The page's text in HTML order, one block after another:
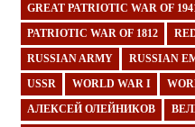
GREAT PATRIOTIC WAR OF
PATRIOTIC WAR OF 1812
RUSSIAN ARMY RUSSIAN
USSR WORLD WAR I
АЛЕКСЕЙ ОЛЕЙНИКОВ